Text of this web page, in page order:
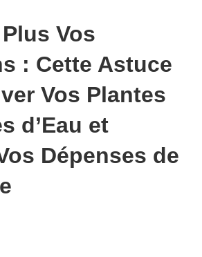
Vos
: Cette Astuce
Vos Plantes
d’Eau et
Dépenses de